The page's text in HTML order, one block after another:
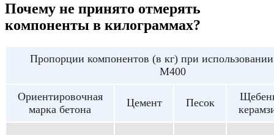
Почему не принято отмерять
компоненты в килограммах?
Пропорции компонентов (в кг) при
М400
Ориентировочная
марка бетона
Цемент Песок